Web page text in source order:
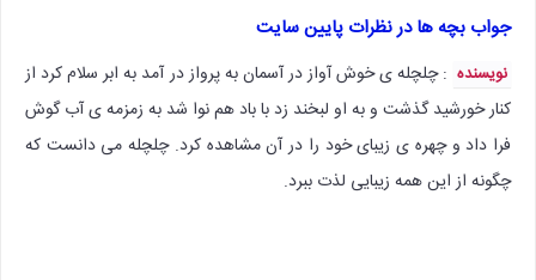
جواب بچه ها در نظرات پایین سایت
نویسنده : چلچله ی خوش آواز در آسمان به پرواز در آمد به ابر سلام کرد از
کنار خورشید گذشت و به او لبخند زد با باد هم نوا شد به زمزمه ی آب گوش
فرا داد و چهره ی زیبای خود را در آن مشاهده کرد. چلچله می دانست که
چگونه از این همه زیبایی لذت ببرد.